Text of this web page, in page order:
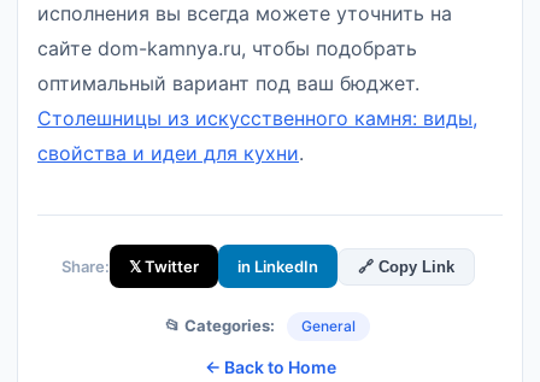
исполнения вы всегда можете уточнить на
сайте dom-kamnya.ru, чтобы подобрать
оптимальный вариант под ваш бюджет.
Столешницы из искусственного камня: виды,
свойства и идеи для кухни.
Share: 𝕏 Twitter in LinkedIn 🔗 Copy Link
📂 Categories: General
← Back to Home